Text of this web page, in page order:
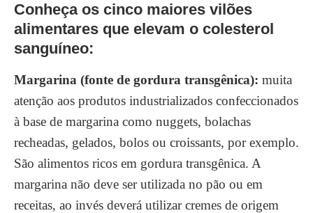
Conheça os cinco maiores vilões
alimentares que elevam o colesterol
sanguíneo:
Margarina (fonte de gordura transgênica): muita
atenção aos produtos industrializados confeccionados
à base de margarina como nuggets, bolachas
recheadas, gelados, bolos ou croissants, por exemplo.
São alimentos ricos em gordura transgênica. A
margarina não deve ser utilizada no pão ou em
receitas, ao invés deverá utilizar cremes de origem